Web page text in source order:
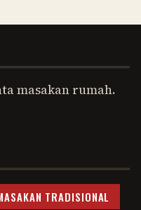
masakan rumah.
TRADISIONAL